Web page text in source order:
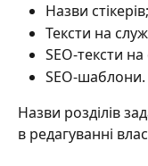
Назви стікерів;
Тексти на
SEO-тексти на
SEO-шаблони.
Назви розділів
в редагуванні